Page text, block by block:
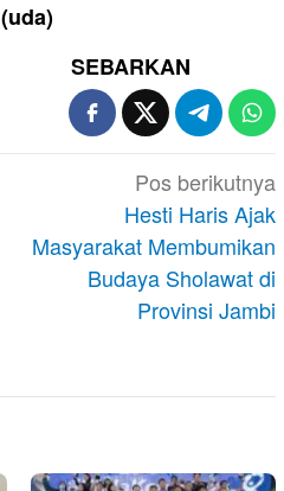
(uda)
SEBARKAN
Pos berikutnya
Hesti Haris Ajak
Masyarakat Membumikan
Budaya Sholawat di
Provinsi Jambi